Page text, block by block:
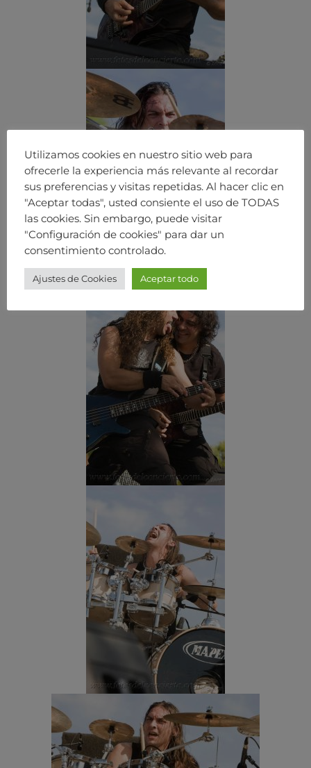
Utilizamos cookies en nuestro sitio web para
ofrecerle la experiencia más relevante al recordar
sus preferencias y visitas repetidas. Al hacer clic en
"Aceptar todas", usted consiente el uso de TODAS
las cookies. Sin embargo, puede visitar
"Configuración de cookies" para dar un
consentimiento controlado.
Ajustes de Cookies Aceptar todo